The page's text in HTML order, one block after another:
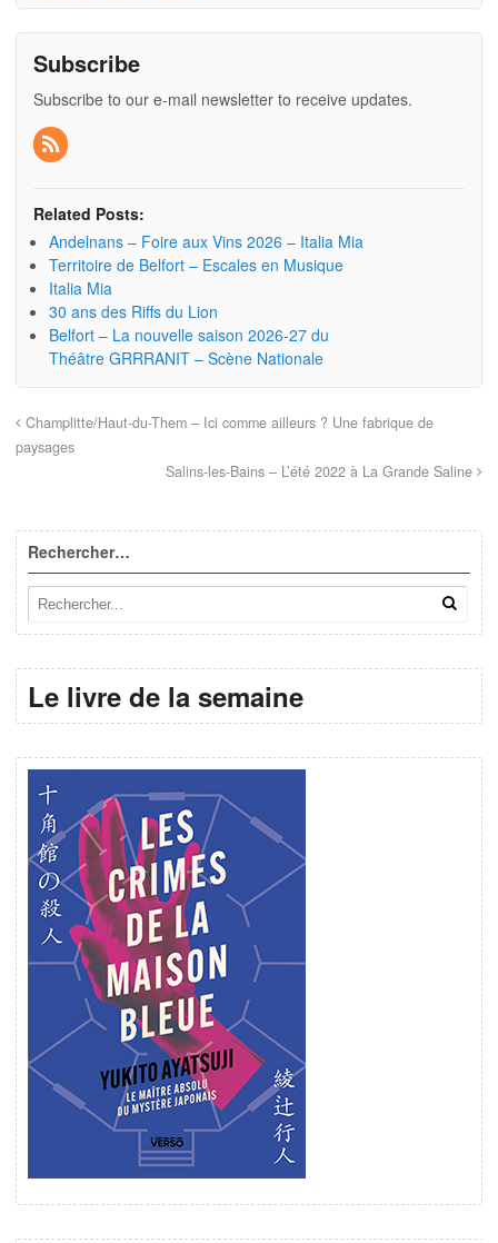
Subscribe
Subscribe to our e-mail newsletter to receive updates.
Related Posts:
Andelnans – Foire aux Vins 2026 – Italia Mia
Territoire de Belfort – Escales en Musique
Italia Mia
30 ans des Riffs du Lion
Belfort – La nouvelle saison 2026-27 du
Théâtre GRRRANIT – Scène Nationale
Champlitte/Haut-du-Them – Ici comme ailleurs ? Une fabrique de
paysages
Salins-les-Bains – L’été 2022 à La Grande Saline
Rechercher…
Le livre de la semaine